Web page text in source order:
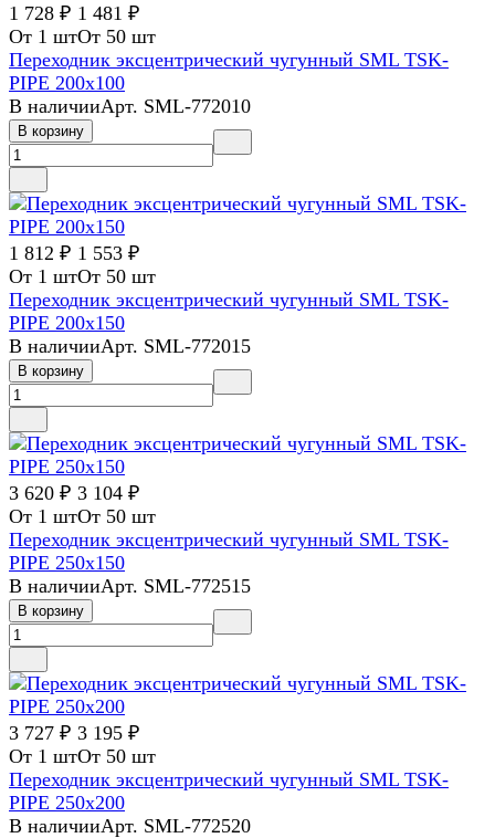
1 728 ₽
От 1 шт
1 481 ₽
От 50 шт
Переходник эксцентрический чугунный SML TSK-
PIPE 200х100
В наличииАрт. SML-772010
В корзину
1 812 ₽
От 1 шт
1 553 ₽
От 50 шт
Переходник эксцентрический чугунный SML TSK-
PIPE 200х150
В наличииАрт. SML-772015
В корзину
3 620 ₽
От 1 шт
3 104 ₽
От 50 шт
Переходник эксцентрический чугунный SML TSK-
PIPE 250х150
В наличииАрт. SML-772515
В корзину
3 727 ₽
От 1 шт
3 195 ₽
От 50 шт
Переходник эксцентрический чугунный SML TSK-
PIPE 250х200
В наличииАрт. SML-772520